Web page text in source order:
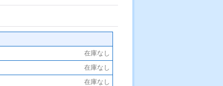
在庫なし
在庫なし
在庫なし